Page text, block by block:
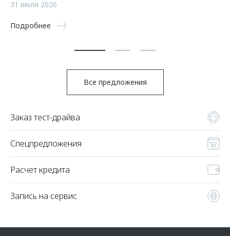
31 июля 2026
Подробнее
Все предложения
Заказ тест-драйва
Спецпредложения
Расчет кредита
Запись на сервис